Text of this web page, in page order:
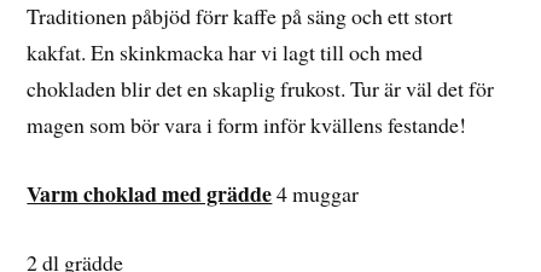
Traditionen påbjöd förr kaffe på säng och ett stort
kakfat. En skinkmacka har vi lagt till och med
chokladen blir det en skaplig frukost. Tur är väl det för
magen som bör vara i form inför kvällens festande!
Varm choklad med grädde4 muggar
2 dl grädde